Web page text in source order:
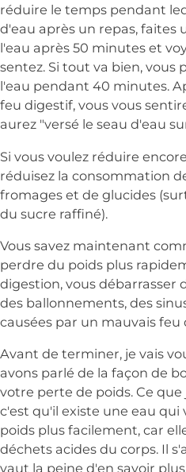
réduire le temps pendant
d'eau après un repas, faites
l'eau après 50 minutes et
sentez. Si tout va bien, vous
l'eau pendant 40 minutes.
feu digestif, vous vous
aurez "versé le seau d'eau
Si vous voulez réduire
réduisez la consommation
fromages et de glucides
du sucre raffiné).
Vous savez maintenant
perdre du poids plus
digestion, vous débarrasser
des ballonnements, des
causées par un mauvais feu
Avant de terminer, je vais
avons parlé de la façon de
votre perte de poids. Ce que
c'est qu'il existe une eau qui
poids plus facilement, car
déchets acides du corps. Il
vaut la peine d'en savoir